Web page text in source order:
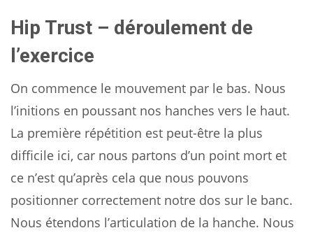
Hip Trust – déroulement de
l’exercice
On commence le mouvement par le bas. Nous
l’initions en poussant nos hanches vers le haut.
La première répétition est peut-être la plus
difficile ici, car nous partons d’un point mort et
ce n’est qu’après cela que nous pouvons
positionner correctement notre dos sur le banc.
Nous étendons l’articulation de la hanche. Nous